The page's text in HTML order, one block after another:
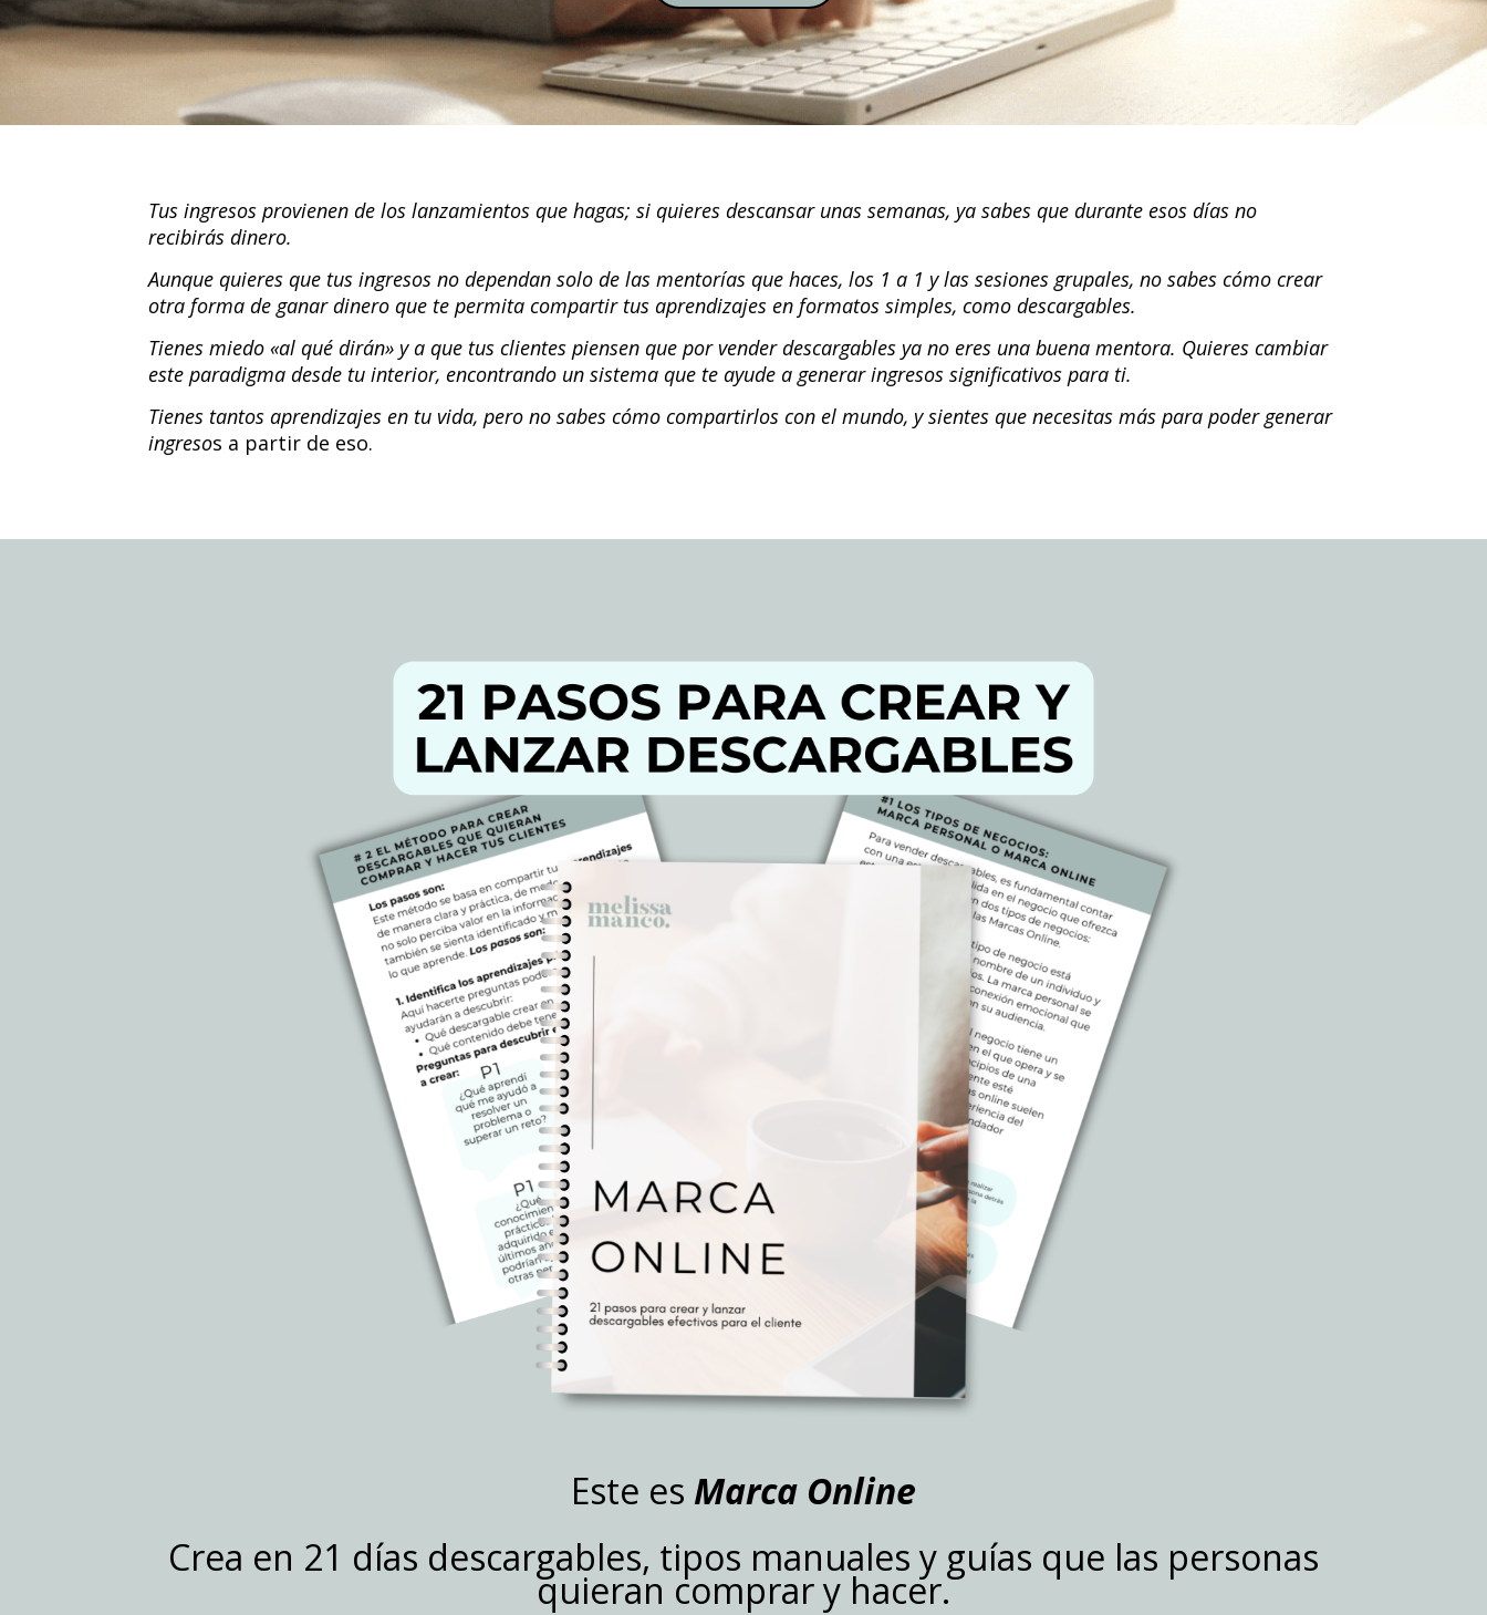
Tus ingresos provienen de los lanzamientos que hagas; si quieres descansar unas semanas, ya sabes que durante esos días no
recibirás dinero.
Aunque quieres que tus ingresos no dependan solo de las mentorías que haces, los 1 a 1 y las sesiones grupales, no sabes cómo crear
otra forma de ganar dinero que te permita compartir tus aprendizajes en formatos simples, como descargables.
Tienes miedo «al qué dirán» y a que tus clientes piensen que por vender descargables ya no eres una buena mentora. Quieres cambiar
este paradigma desde tu interior, encontrando un sistema que te ayude a generar ingresos significativos para ti.
Tienes tantos aprendizajes en tu vida, pero no sabes cómo compartirlos con el mundo, y sientes que necesitas más para poder generar
ingresos a partir de eso.
Este es Marca Online
Crea en 21 días descargables, tipos manuales y guías que las personas
quieran comprar y hacer.